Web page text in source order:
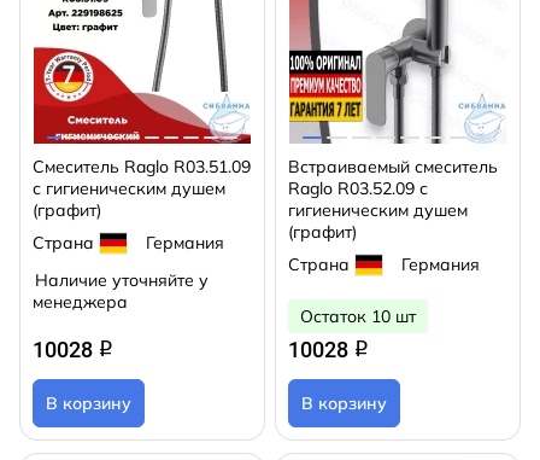
Смеситель Raglo R03.51.09
с гигиеническим душем
(графит)
Страна
Германия
Наличие уточняйте у
менеджера
10028 q
В корзину
Встраиваемый смеситель
Raglo R03.52.09 с
гигиеническим душем
(графит)
Страна
Германия
Остаток 10 шт
10028 q
В корзину